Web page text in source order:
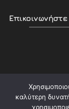
καλύτερη